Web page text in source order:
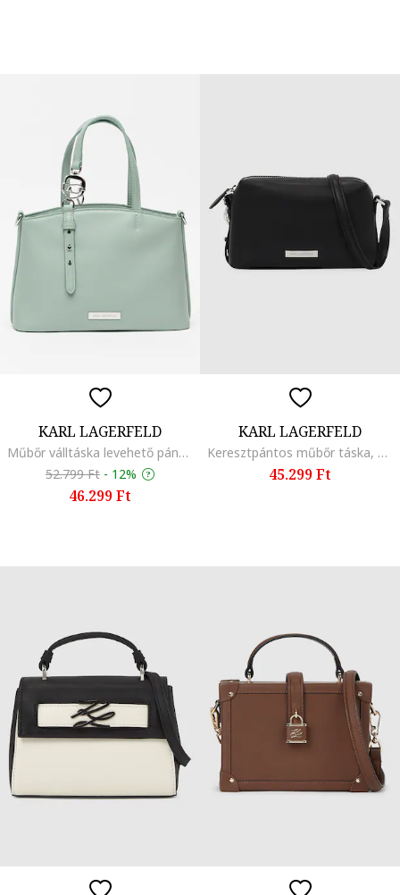
KARL LAGERFELD
Műbőr válltáska levehető pánttal, Mentazöld
52.799 Ft - 12%
46.299 Ft
KARL LAGERFELD
Keresztpántos műbőr táska, Fekete
45.299 Ft